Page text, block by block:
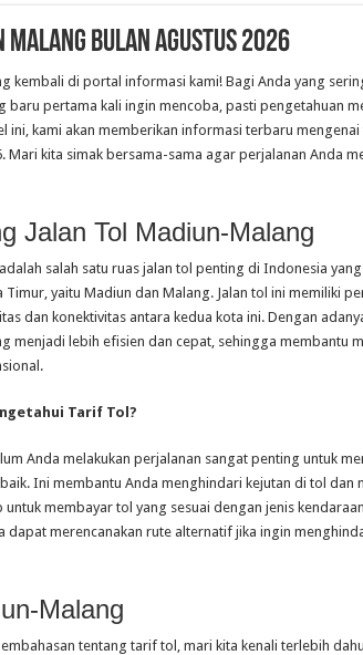
Bulan Agustus 2026
kembali di portal informasi kami! Bagi Anda yang
baru pertama kali ingin mencoba, pasti pengetahuan
ini, kami akan memberikan informasi terbaru
Mari kita simak bersama-sama agar perjalanan Anda
Jalan Tol Madiun-Malang
salah satu ruas jalan tol penting di Indonesia
Timur, yaitu Madiun dan Malang. Jalan tol ini memiliki
dan konektivitas antara kedua kota ini. Dengan
menjadi lebih efisien dan cepat, sehingga membantu
Tarif Tol?
Anda melakukan perjalanan sangat penting untuk
Ini membantu Anda menghindari kejutan di tol dan
membayar tol yang sesuai dengan jenis
dapat merencanakan rute alternatif jika ingin
Malang
tentang tarif tol, mari kita kenali terlebih